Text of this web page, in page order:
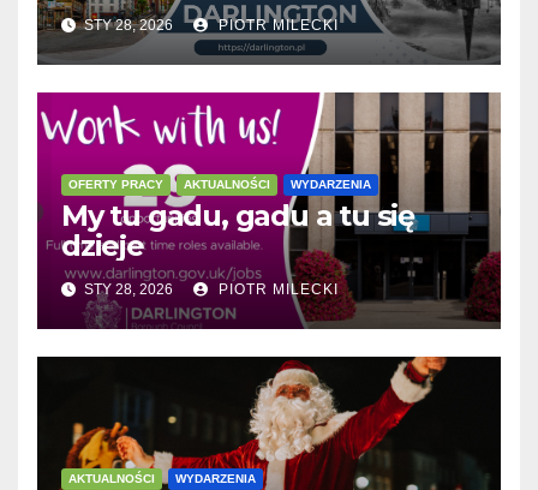
STY 28, 2026 PIOTR MILECKI
OFERTY PRACY AKTUALNOŚCI WYDARZENIA
My tu gadu, gadu a tu się
dzieje
STY 28, 2026 PIOTR MILECKI
AKTUALNOŚCI WYDARZENIA